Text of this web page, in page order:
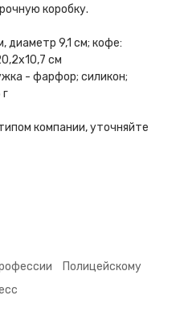
коробку.
диаметр 9,1 см; кофе:
см
- фарфор; силикон;
компании, уточняйте
Полицейскому